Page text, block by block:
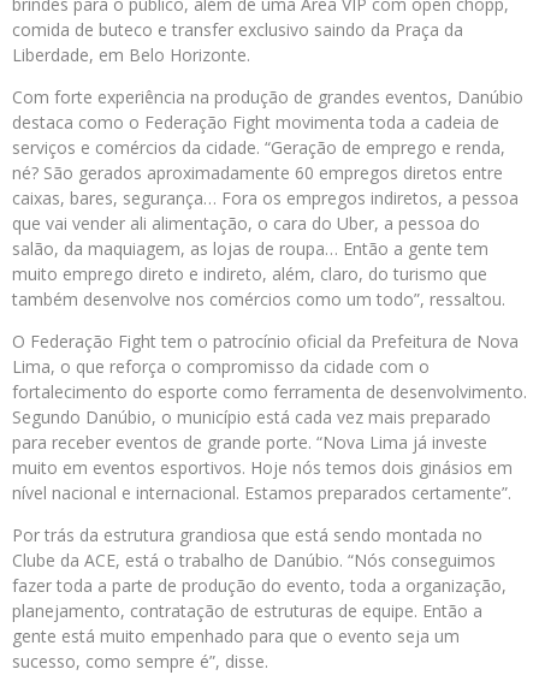
brindes para o público, além de uma Área VIP com open chopp,
comida de buteco e transfer exclusivo saindo da Praça da
Liberdade, em Belo Horizonte.
Com forte experiência na produção de grandes eventos, Danúbio
destaca como o Federação Fight movimenta toda a cadeia de
serviços e comércios da cidade. “Geração de emprego e renda,
né? São gerados aproximadamente 60 empregos diretos entre
caixas, bares, segurança… Fora os empregos indiretos, a pessoa
que vai vender ali alimentação, o cara do Uber, a pessoa do
salão, da maquiagem, as lojas de roupa… Então a gente tem
muito emprego direto e indireto, além, claro, do turismo que
também desenvolve nos comércios como um todo”, ressaltou.
O Federação Fight tem o patrocínio oficial da Prefeitura de Nova
Lima, o que reforça o compromisso da cidade com o
fortalecimento do esporte como ferramenta de desenvolvimento.
Segundo Danúbio, o município está cada vez mais preparado
para receber eventos de grande porte. “Nova Lima já investe
muito em eventos esportivos. Hoje nós temos dois ginásios em
nível nacional e internacional. Estamos preparados certamente”.
Por trás da estrutura grandiosa que está sendo montada no
Clube da ACE, está o trabalho de Danúbio. “Nós conseguimos
fazer toda a parte de produção do evento, toda a organização,
planejamento, contratação de estruturas de equipe. Então a
gente está muito empenhado para que o evento seja um
sucesso, como sempre é”, disse.